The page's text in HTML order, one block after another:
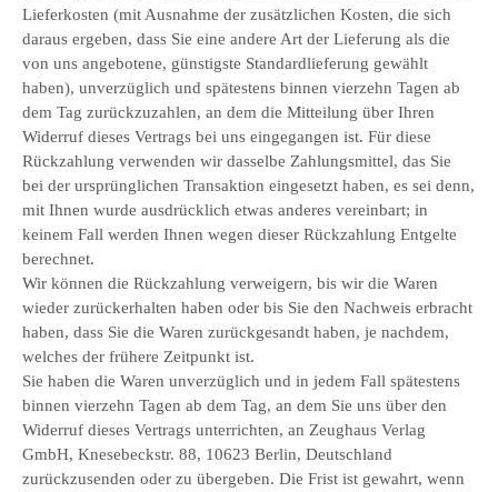
Lieferkosten (mit Ausnahme der zusätzlichen Kosten, die sich
daraus ergeben, dass Sie eine andere Art der Lieferung als die
von uns angebotene, günstigste Standardlieferung gewählt
haben), unverzüglich und spätestens binnen vierzehn Tagen ab
dem Tag zurückzuzahlen, an dem die Mitteilung über Ihren
Widerruf dieses Vertrags bei uns eingegangen ist. Für diese
Rückzahlung verwenden wir dasselbe Zahlungsmittel, das Sie
bei der ursprünglichen Transaktion eingesetzt haben, es sei denn,
mit Ihnen wurde ausdrücklich etwas anderes vereinbart; in
keinem Fall werden Ihnen wegen dieser Rückzahlung Entgelte
berechnet.
Wir können die Rückzahlung verweigern, bis wir die Waren
wieder zurückerhalten haben oder bis Sie den Nachweis erbracht
haben, dass Sie die Waren zurückgesandt haben, je nachdem,
welches der frühere Zeitpunkt ist.
Sie haben die Waren unverzüglich und in jedem Fall spätestens
binnen vierzehn Tagen ab dem Tag, an dem Sie uns über den
Widerruf dieses Vertrags unterrichten, an Zeughaus Verlag
GmbH, Knesebeckstr. 88, 10623 Berlin, Deutschland
zurückzusenden oder zu übergeben. Die Frist ist gewahrt, wenn